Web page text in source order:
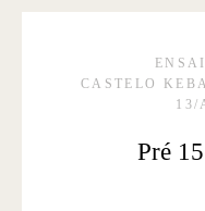
CASTELO
13/
Pré